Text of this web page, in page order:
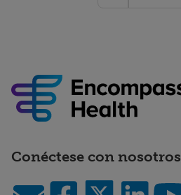
Conéctese con nosotros